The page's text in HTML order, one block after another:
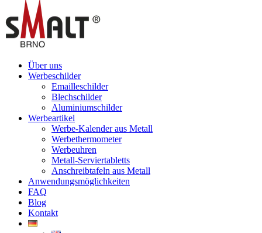
Über uns
Werbeschilder
Emailleschilder
Blechschilder
Aluminiumschilder
Werbeartikel
Werbe-Kalender aus Metall
Werbethermometer
Werbeuhren
Metall-Serviertabletts
Anschreibtafeln aus Metall
Anwendungs­­möglichkeiten
FAQ
Blog
Kontakt